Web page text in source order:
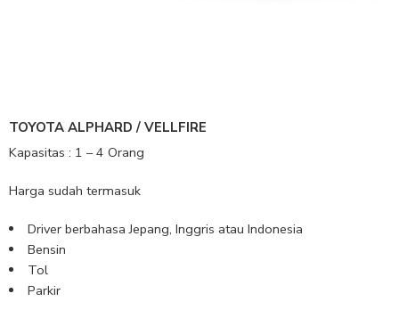
TOYOTA ALPHARD / VELLFIRE
Kapasitas : 1 – 4 Orang
Harga sudah termasuk
Driver berbahasa Jepang, Inggris atau Indonesia
Bensin
Tol
Parkir